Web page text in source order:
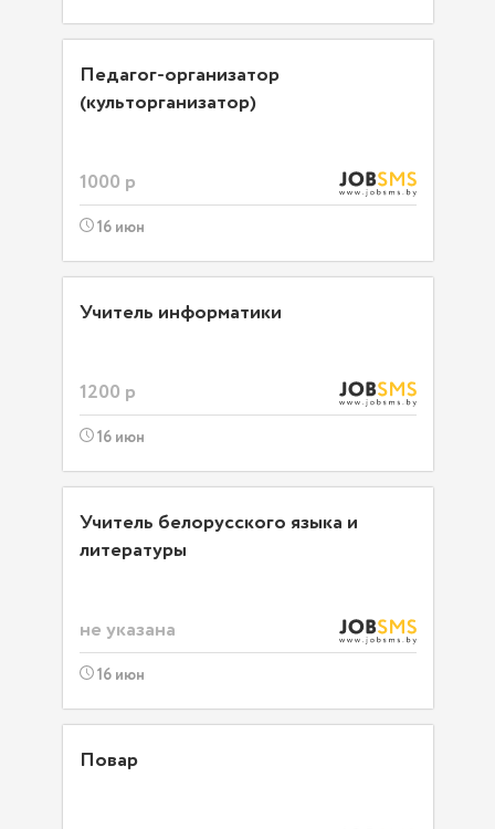
Педагог-организатор
(культорганизатор)
1000 р
16 июн
Учитель информатики
1200 р
16 июн
Учитель белорусского языка и
литературы
не указана
16 июн
Повар